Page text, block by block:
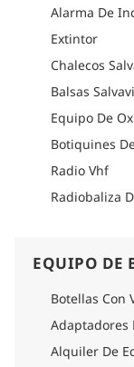
en encuentros
marina en los
Combinando
Sula ofrece una
viaje único.
Cómo llegar
Por favor consulte
para encontrar
Alarma De
Extintor
Chalecos
Balsas
Equipo De
Botiquines
Radio Vhf
Radiobaliza
EQUIPO DE
Botellas Con
Adaptadores
Alquiler De